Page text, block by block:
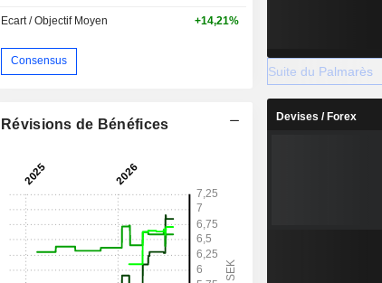
Ecart / Objectif Moyen +14,21%
Consensus
Révisions de Bénéfices
Suite du Palmarès
Devises / Forex